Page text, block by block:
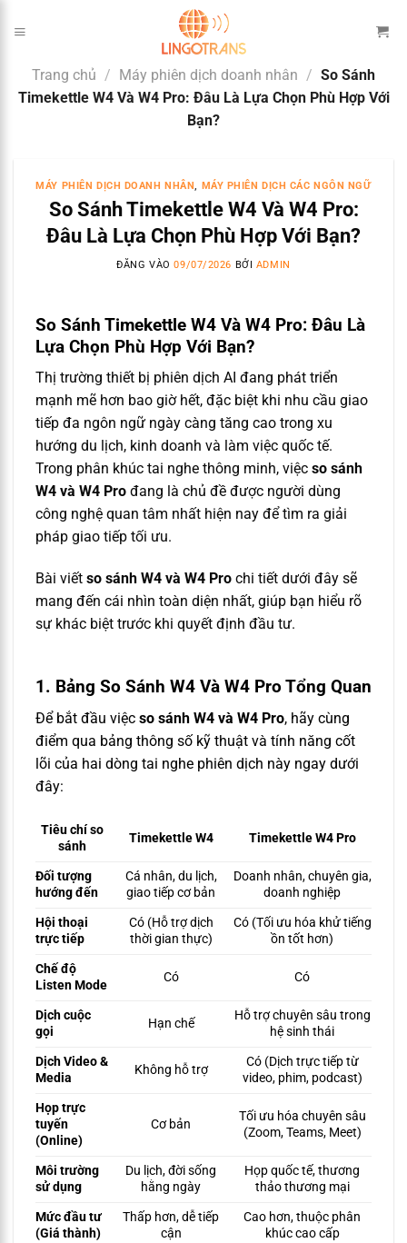
qua
Trang chủ / Máy phiên dịch doanh nhân / So Sánh
Timekettle W4 Và W4 Pro: Đâu Là Lựa Chọn Phù Hợp Với
Bạn?
MÁY PHIÊN DỊCH DOANH NHÂN, MÁY PHIÊN DỊCH CÁC NGÔN NGỮ
So Sánh Timekettle W4 Và W4 Pro:
Đâu Là Lựa Chọn Phù Hợp Với Bạn?
ĐĂNG VÀO09/07/2026 BỞI ADMIN
So Sánh Timekettle W4 Và W4 Pro: Đâu Là
Lựa Chọn Phù Hợp Với Bạn?
Thị trường thiết bị phiên dịch AI đang phát triển
mạnh mẽ hơn bao giờ hết, đặc biệt khi nhu cầu giao
tiếp đa ngôn ngữ ngày càng tăng cao trong xu
hướng du lịch, kinh doanh và làm việc quốc tế.
Trong phân khúc tai nghe thông minh, việc so sánh
W4 và W4 Pro đang là chủ đề được người dùng
công nghệ quan tâm nhất hiện nay để tìm ra giải
pháp giao tiếp tối ưu.
Bài viết so sánh W4 và W4 Pro chi tiết dưới đây sẽ
mang đến cái nhìn toàn diện nhất, giúp bạn hiểu rõ
sự khác biệt trước khi quyết định đầu tư.
1. Bảng So Sánh W4 Và W4 Pro Tổng Quan
Để bắt đầu việc so sánh W4 và W4 Pro, hãy cùng
điểm qua bảng thông số kỹ thuật và tính năng cốt
lõi của hai dòng tai nghe phiên dịch này ngay dưới
đây:
Tiêu chí so
sánh
Timekettle W4 Timekettle W4 Pro
Đối tượng
hướng đến
Cá nhân, du lịch,
giao tiếp cơ bản
Doanh nhân, chuyên gia,
doanh nghiệp
Hội thoại
trực tiếp
Có (Hỗ trợ dịch
thời gian thực)
Có (Tối ưu hóa khử tiếng
ồn tốt hơn)
Chế độ
Listen Mode
Có Có
Dịch cuộc
gọi
Hạn chế
Hỗ trợ chuyên sâu trong
hệ sinh thái
Dịch Video &
Media
Không hỗ trợ
Có (Dịch trực tiếp từ
video, phim, podcast)
Họp trực
tuyến
(Online)
Cơ bản
Tối ưu hóa chuyên sâu
(Zoom, Teams, Meet)
Môi trường
sử dụng
Du lịch, đời sống
hằng ngày
Họp quốc tế, thương
thảo thương mại
Mức đầu tư
(Giá thành)
Thấp hơn, dễ tiếp
cận
Cao hơn, thuộc phân
khúc cao cấp